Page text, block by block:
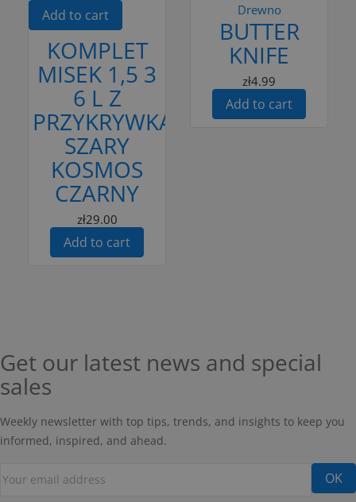
Add to cart
KOMPLET
MISEK 1,5 3
6 L Z
PRZYKRYWKAMI
SZARY
KOSMOS
CZARNY
zł29.00
Add to cart
Drewno
BUTTER
KNIFE
zł4.99
Add to cart
Get our latest news and special
sales
Weekly newsletter with top tips, trends, and insights to keep you
informed, inspired, and ahead.